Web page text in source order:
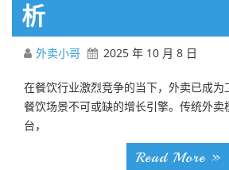
析
外卖小哥 2025 年 10 月 8 日
在餐饮行业激烈竞争的当下，外卖已成为
餐饮场景不可或缺的增长引擎。传统外卖
台，
Read More »